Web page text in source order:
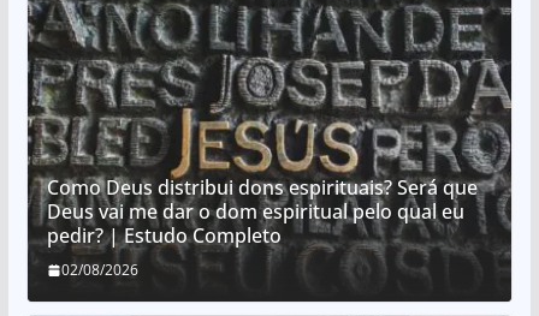
Como Deus distribui dons espirituais? Será que
Deus vai me dar o dom espiritual pelo qual eu
pedir? | Estudo Completo
02/08/2026